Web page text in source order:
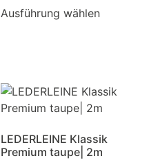
Ausführung wählen
LEDERLEINE Klassik
Premium taupe| 2m